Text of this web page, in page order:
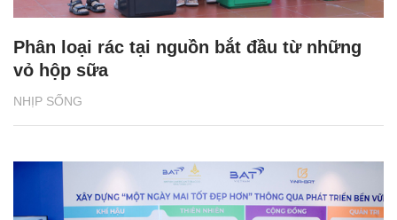
NHỊP SỐNG
Phân loại rác tại nguồn bắt đầu từ những
vỏ hộp sữa